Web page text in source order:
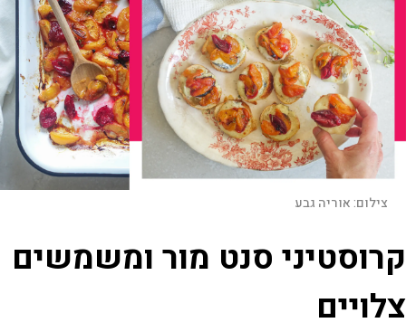
צילום:אוריה גבע
קרוסטיני סנט מור ומשמשים
צלויים